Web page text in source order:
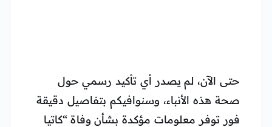
حتى الآن، لم يصدر أي تأكيد رسمي حول
صحة هذه الأنباء، وسنوافيكم بتفاصيل دقيقة
فور توفر معلومات مؤكدة بشأن وفاة “كاتيا